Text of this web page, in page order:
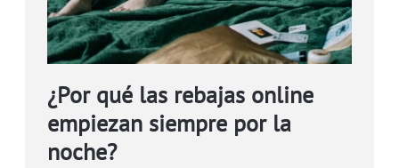
¿Por qué las rebajas online
empiezan siempre por la
noche?